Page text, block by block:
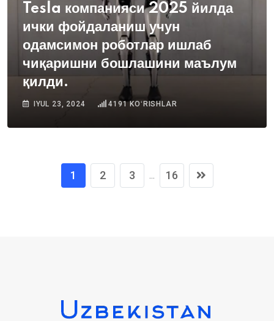
Tesla компанияси 2025 йилда
ички фойдаланиш учун
одамсимон роботлар ишлаб
чиқаришни бошлашини маълум
қилди.
IYUL 23, 2024 4191KOʻRISHLAR
1 2 3 ... 16